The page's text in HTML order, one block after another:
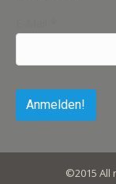
©2015 All